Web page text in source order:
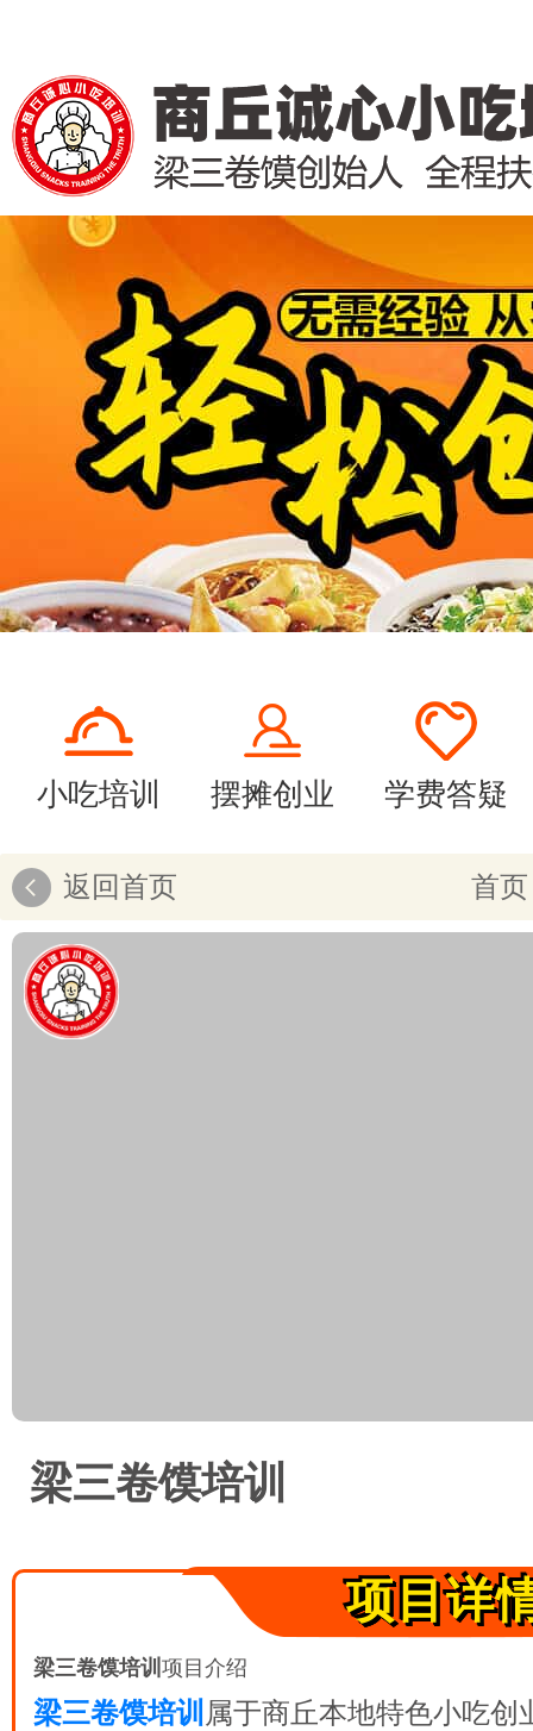
小吃培训 摆摊创业 学费答疑
返回首页 首页
梁三卷馍培训
项目详
梁三卷馍培训 项目介绍
梁三卷馍培训 属于商丘本地特色小吃